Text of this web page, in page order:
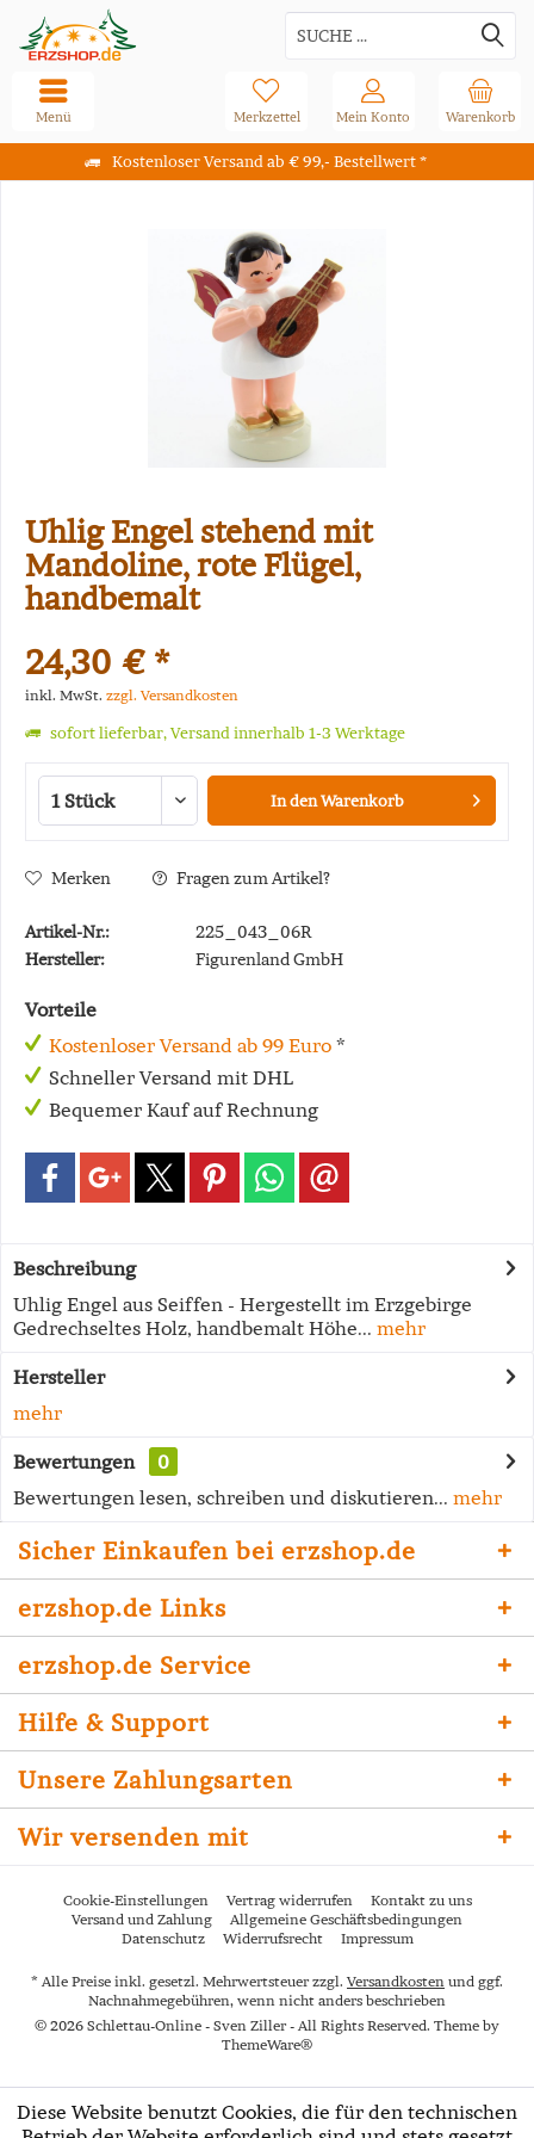
Kostenloser Versand ab € 99,- Bestellwert *
Warenkorb
Merkzettel Mein Konto
Menü
Uhlig Engel stehend mit
Mandoline, rote Flügel,
handbemalt
24,30 € *
inkl. MwSt. zzgl. Versandkosten
sofort lieferbar, Versand innerhalb 1-3 Werktage
In denWarenkorb
Merken Fragen zum Artikel?
Artikel-Nr.:
225_043_06R
Hersteller:
Figurenland GmbH
Vorteile
Kostenloser Versand ab 99 Euro *
Schneller Versand mit DHL
Bequemer Kauf auf Rechnung
Beschreibung
Uhlig Engel aus Seiffen - Hergestellt im Erzgebirge
Gedrechseltes Holz, handbemalt Höhe... mehr
Hersteller
mehr
Bewertungen
0
Bewertungen lesen, schreiben und diskutieren... mehr
Sicher Einkaufen bei erzshop.de
erzshop.de Links
erzshop.de Service
Hilfe & Support
Unsere Zahlungsarten
Wir versenden mit
Cookie-Einstellungen Vertrag widerrufen
Kontakt zu uns
Versand und Zahlung
Allgemeine Geschäftsbedingungen
Datenschutz
Widerrufsrecht Impressum
* Alle Preise inkl. gesetzl. Mehrwertsteuer zzgl. Versandkosten und ggf.
Nachnahmegebühren, wenn nicht anders beschrieben
© 2026 Schlettau-Online - Sven Ziller - All Rights Reserved. Theme by
ThemeWare®
Diese Website benutzt Cookies, die für den technischen